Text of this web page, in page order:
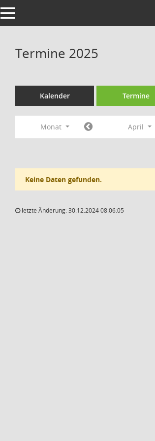
Toggle navigation
Termine 2025
Kalender Termine
Monat April
Keine Daten gefunden.
letzte Änderung: 30.12.2024 08:06:05